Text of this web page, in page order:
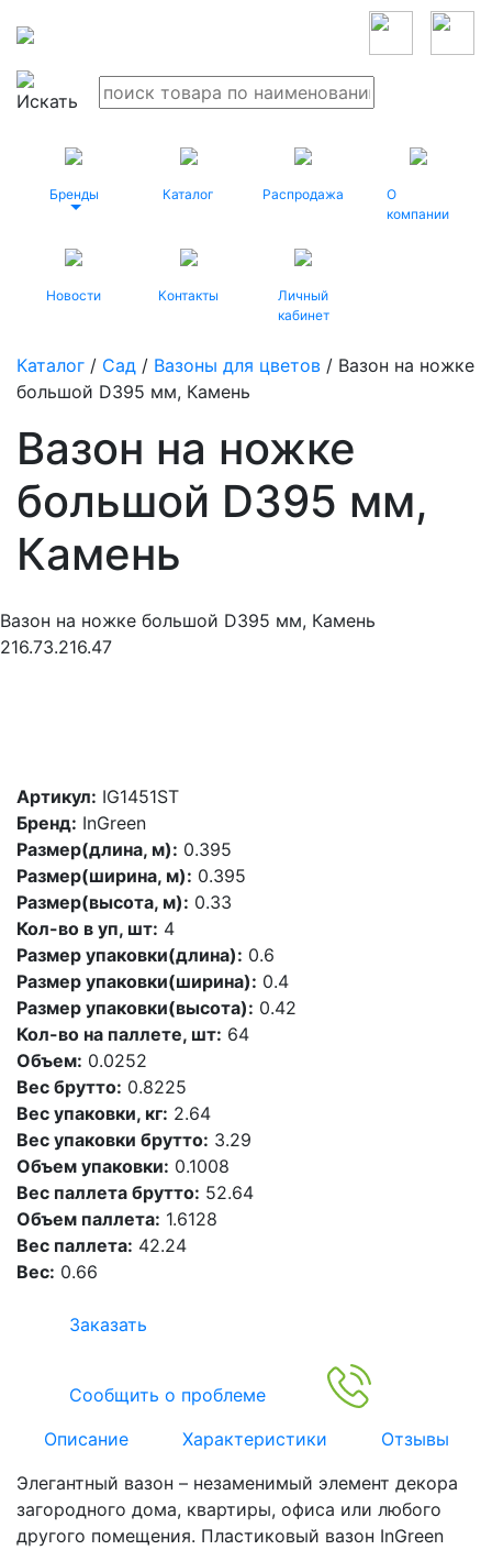
Бренды Каталог Распродажа
О
компании
Новости Контакты
Личный
кабинет
Каталог / Сад / Вазоны для цветов / Вазон на ножке
большой D395 мм, Камень
Вазон на ножке
большой D395 мм,
Камень
Вазон на ножке большой D395 мм, Камень
216.73.216.47
Артикул: IG1451ST
Бренд: InGreen
Размер(длина, м): 0.395
Размер(ширина, м): 0.395
Размер(высота, м): 0.33
Кол-во в уп, шт: 4
Размер упаковки(длина): 0.6
Размер упаковки(ширина): 0.4
Размер упаковки(высота): 0.42
Кол-во на паллете, шт: 64
Объем: 0.0252
Вес брутто: 0.8225
Вес упаковки, кг: 2.64
Вес упаковки брутто: 3.29
Объем упаковки: 0.1008
Вес паллета брутто: 52.64
Объем паллета: 1.6128
Вес паллета: 42.24
Вес: 0.66
Заказать
Сообщить о проблеме
Описание
Характеристики
Отзывы
Элегантный вазон – незаменимый элемент декора
загородного дома, квартиры, офиса или любого
другого помещения. Пластиковый вазон InGreen